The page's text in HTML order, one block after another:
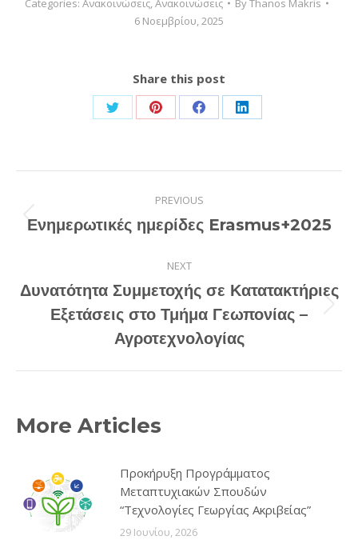
Categories: Ανακοινώσεις,Ανακοινώσεις ByThanos Makris
6 Νοεμβρίου, 2025
Share this post
Share
Twitter
Share
Pinterest
Share
Facebook
Share
LinkedIn
navigation
PREVIOUS
Previous
Ενημερωτικές ημερίδες Erasmus+2025
NEXT
Next
post:
Δυνατότητα Συμμετοχής σε Κατατακτήριες
Εξετάσεις στο Τμήμα Γεωπονίας –
Αγροτεχνολογίας
More Articles
Προκήρυξη Προγράμματος
Μεταπτυχιακών Σπουδών
“Τεχνολογίες Γεωργίας Ακριβείας”
29 Ιουνίου, 2026